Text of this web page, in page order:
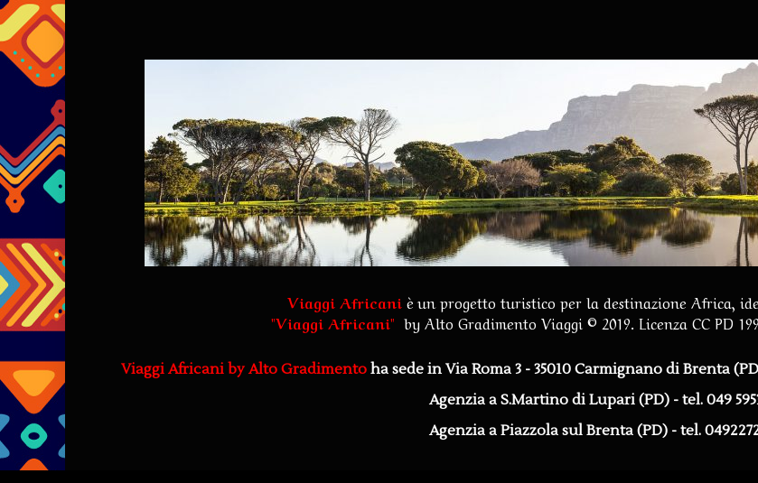
Viaggi Africani è un progetto turistico per la destinazione Africa,
"Viaggi Africani" byAlto Gradimento Viaggi © 2019. Licenza CC PD
Viaggi Africani by Alto Gradimento ha sede in Via Roma 3 - 35010 Carmignano di Brenta
Agenzia a S.Martino di Lupari (PD) - tel. 049
Agenzia a Piazzola sul Brenta (PD) - tel.